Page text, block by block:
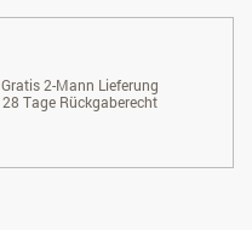
Gratis 2-Mann Lieferung
28 Tage Rückgaberecht